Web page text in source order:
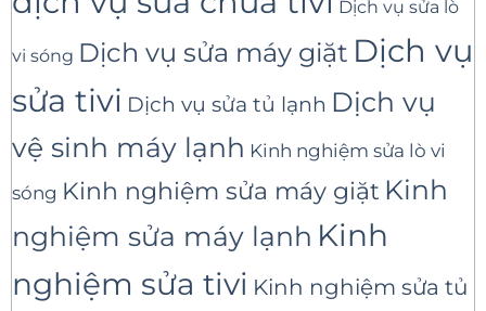
Dịch vụ sửa lò
vi sóng Dịch vụ sửa máy giặt Dịch vụ
sửa tivi Dịch vụ sửa tủ lạnh Dịch vụ
vệ sinh máy lạnh Kinh nghiệm sửa lò vi
sóng Kinh nghiệm sửa máy giặt Kinh
nghiệm sửa máy lạnh Kinh
nghiệm sửa tivi Kinh nghiệm sửa tủ